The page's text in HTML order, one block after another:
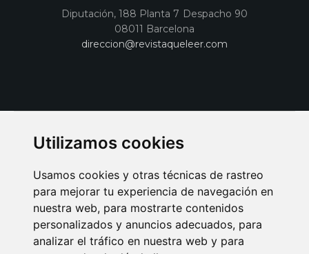
Utilizamos cookies
Usamos cookies y otras técnicas de rastreo
para mejorar tu experiencia de navegación en
nuestra web, para mostrarte contenidos
personalizados y anuncios adecuados, para
analizar el tráfico en nuestra web y para
Diputación, 188 Planta 7 Despacho 90
08011 Barcelona
direccion@revistaqueleer.com
AVISO LEGAL POLITICA DE COOKIES POLITICA DE PRIVACIDAD